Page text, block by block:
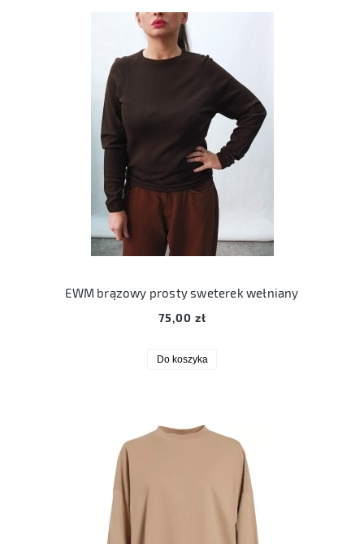
EWM brązowy prosty sweterek wełniany
75,00 zł
Do koszyka